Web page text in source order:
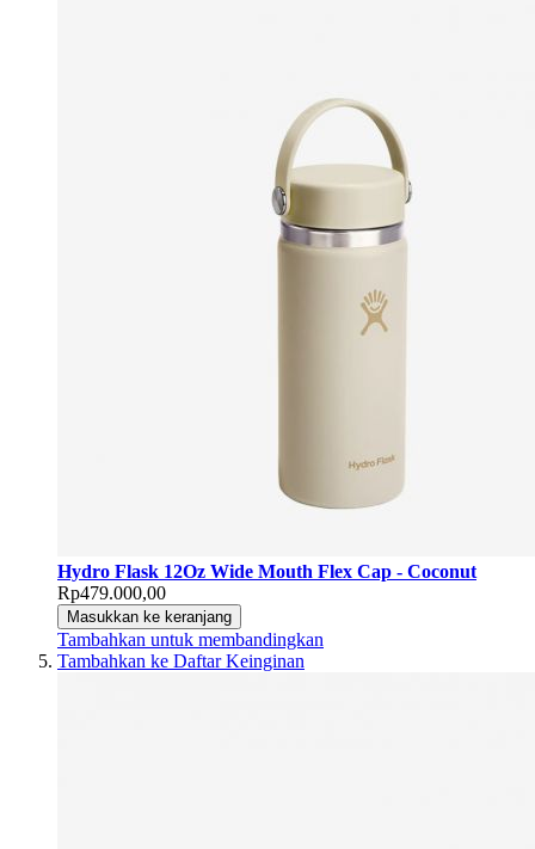
Hydro Flask 12Oz Wide Mouth Flex Cap - Coconut
Rp479.000,00
Masukkan ke keranjang
Tambahkan untuk membandingkan
Tambahkan ke Daftar Keinginan